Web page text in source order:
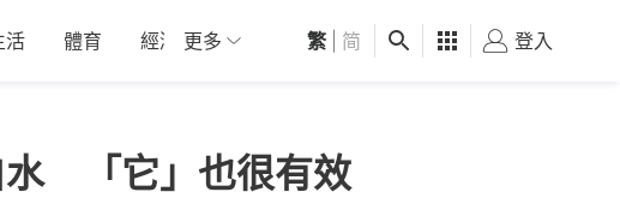
活 體育 經濟 01深圳 觀點 健康 好食玩飛
更多 繁 简 登入
水 「它」也很有效